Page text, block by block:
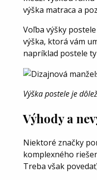
výška matraca a
Voľba výšky
výška, ktorá vám
napríklad postele
Výška postele je
Výhody a
Niektoré značky
komplexného
Treba však